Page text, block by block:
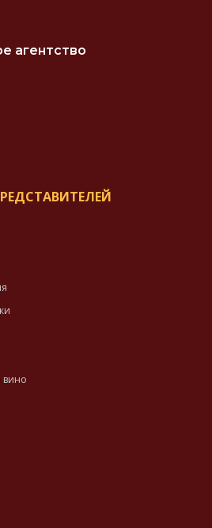
агентство